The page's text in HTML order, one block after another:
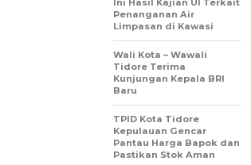
Ini Hasil Kajian UI Terkait
Penanganan Air
Limpasan di Kawasi
Wali Kota – Wawali
Tidore Terima
Kunjungan Kepala BRI
Baru
TPID Kota Tidore
Kepulauan Gencar
Pantau Harga Bapok dan
Pastikan Stok Aman